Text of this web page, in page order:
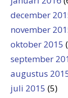
december
november
oktober 2015
september
augustus
juli 2015 (5)